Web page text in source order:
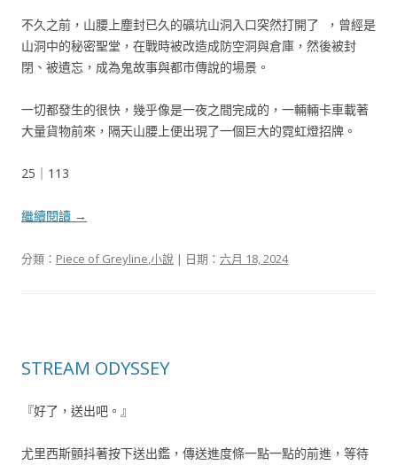
不久之前，山腰上塵封已久的礦坑山洞入口突然打開了 ，曾經是
山洞中的秘密聖堂，在戰時被改造成防空洞與倉庫，然後被封
閉、被遺忘，成為鬼故事與都市傳說的場景。
一切都發生的很快，幾乎像是一夜之間完成的，一輛輛卡車載著
大量貨物前來，隔天山腰上便出現了一個巨大的霓虹燈招牌。
25｜113
繼續閱讀 →
分類： Piece of Greyline,小說 | 日期： 六月 18, 2024
STREAM ODYSSEY
『好了，送出吧。』
尤里西斯顫抖著按下送出鑑，傳送進度條一點一點的前進，等待